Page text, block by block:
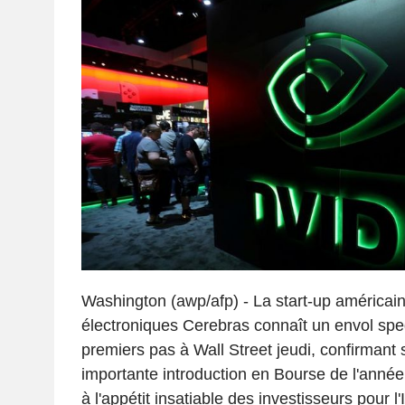
Washington (awp/afp) - La start-up
électroniques Cerebras connaît un envol
premiers pas à Wall Street jeudi, confirmant
importante introduction en Bourse de
à l'appétit insatiable des investisseurs pour